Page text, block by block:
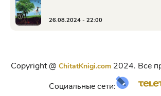
26.08.2024 - 22:00
Copyright @ ChitatKnigi.com 2024. Все
Социальные сети: